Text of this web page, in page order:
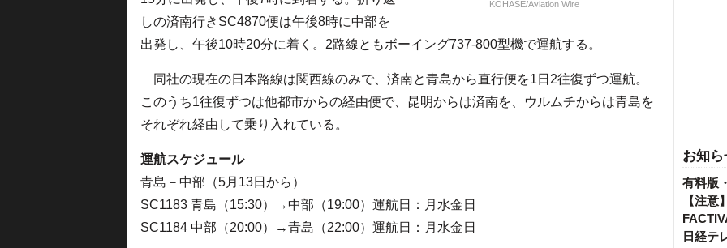
お知ら
有料版
【注
日経テ
KOHASE/Aviation Wire
しの済南行きSC4870便は午後8時に中部を
出発し、午後10時20分に着く。2路線ともボーイング737-800型機で運航する。
同社の現在の日本路線は関西線のみで、済南と青島から直行便を1日2往復ずつ運航。
このうち1往復ずつは他都市からの経由便で、昆明からは済南を、ウルムチからは青島を
それぞれ経由して乗り入れている。
運航スケジュール
青島－中部（5月13日から）
SC1183 青島（15:30）→中部（19:00）運航日：月水金日
SC1184 中部（20:00）→青島（22:00）運航日：月水金日